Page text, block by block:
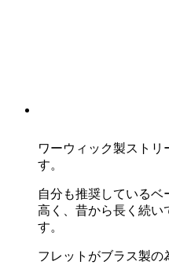
ワーウィック製スト
す。
自分も推奨している
高く、昔から長く続い
す。
フレットがブラス製の